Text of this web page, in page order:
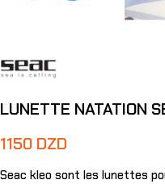
LUNETTE NATATION
1150 DZD
Seac kleo sont les lunettes